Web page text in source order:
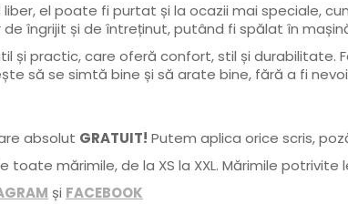
el poate fi purtat și la ocazii mai speciale,
îngrijit și de întreținut, putând fi spălat în
și practic, care oferă confort, stil și
să se simtă bine și să arate bine, fără a fi
absolut GRATUIT! Putem aplica orice scris,
mărimile, de la XS la XXL. Mărimile potrivite
și FACEBOOK